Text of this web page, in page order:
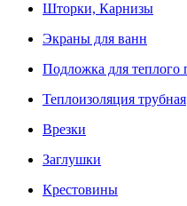
Шторки, Карнизы
Экраны для ванн
Подложка для теплого
Теплоизоляция трубная
Врезки
Заглушки
Крестовины